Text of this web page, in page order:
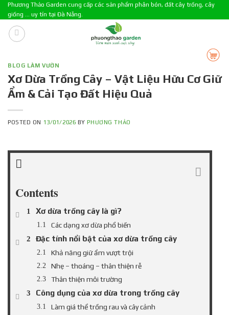
Skip
to
content
Phương Thảo Garden cung cấp các sản phẩm phân bón, đất cây trồng, cây
giống ... uy tín tại Đà Nẵng.
BLOG LÀM VƯỜN
Xơ Dừa Trồng Cây – Vật Liệu Hữu Cơ Giữ
Ẩm & Cải Tạo Đất Hiệu Quả
POSTED ON 13/01/2026 BYPHƯƠNG THẢO
Contents
Xơ dừa trồng cây là gì?
Các dạng xơ dừa phổ biến
Đặc tính nổi bật của xơ dừa trồng cây
Khả năng giữ ẩm vượt trội
Nhẹ – thoáng – thân thiện rễ
Thân thiện môi trường
Công dụng của xơ dừa trong trồng cây
Làm giá thể trồng rau và cây cảnh